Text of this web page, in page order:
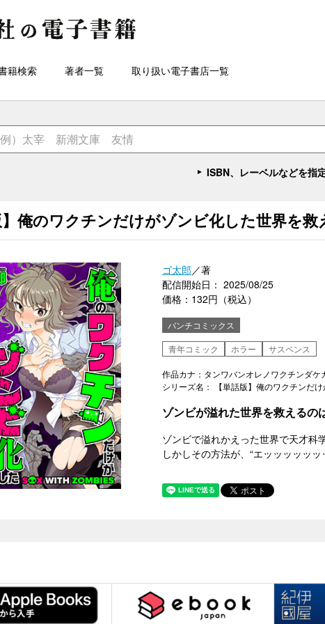
籍検索 著者一覧 取り扱い電子書店一覧
ISBN、レーベルなどを指
】俺のワクチンだけがゾンビ化した世界を
ゴ太郎／著
配信開始日： 2025/08/25
価格：132円（税込）
バンチコミックス
青年コミック
ホラー サスペンス
作品カナ：タンワバンオレノワクチンダ
シリーズ名： 【単話版】俺のワクチンだ
ゾンビが溢れた世界を救えるの
ゾンビで溢れかえった世界で天才科
しかしその方法が、“エッッッッッ